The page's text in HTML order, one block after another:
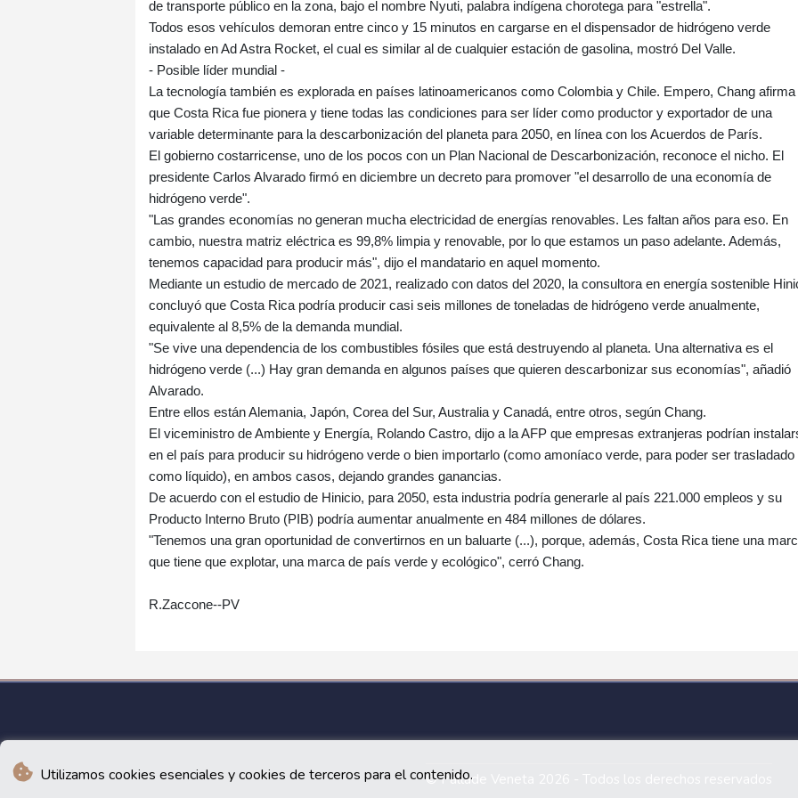
Utilizamos cookies esenciales y cookies de terceros para el contenido.
de transporte público en la zona, bajo el nombre Nyuti, palabra indígena chorotega para "estrella".
Todos esos vehículos demoran entre cinco y 15 minutos en cargarse en el dispensador de hidrógeno verde
instalado en Ad Astra Rocket, el cual es similar al de cualquier estación de gasolina, mostró Del Valle.
- Posible líder mundial -
La tecnología también es explorada en países latinoamericanos como Colombia y Chile. Empero, Chang afirma
que Costa Rica fue pionera y tiene todas las condiciones para ser líder como productor y exportador de una
variable determinante para la descarbonización del planeta para 2050, en línea con los Acuerdos de París.
El gobierno costarricense, uno de los pocos con un Plan Nacional de Descarbonización, reconoce el nicho. El
presidente Carlos Alvarado firmó en diciembre un decreto para promover "el desarrollo de una economía de
hidrógeno verde".
"Las grandes economías no generan mucha electricidad de energías renovables. Les faltan años para eso. En
cambio, nuestra matriz eléctrica es 99,8% limpia y renovable, por lo que estamos un paso adelante. Además,
tenemos capacidad para producir más", dijo el mandatario en aquel momento.
Mediante un estudio de mercado de 2021, realizado con datos del 2020, la consultora en energía sostenible
concluyó que Costa Rica podría producir casi seis millones de toneladas de hidrógeno verde anualmente,
equivalente al 8,5% de la demanda mundial.
"Se vive una dependencia de los combustibles fósiles que está destruyendo al planeta. Una alternativa es el
hidrógeno verde (...) Hay gran demanda en algunos países que quieren descarbonizar sus economías", añadió
Alvarado.
Entre ellos están Alemania, Japón, Corea del Sur, Australia y Canadá, entre otros, según Chang.
El viceministro de Ambiente y Energía, Rolando Castro, dijo a la AFP que empresas extranjeras podrían
en el país para producir su hidrógeno verde o bien importarlo (como amoníaco verde, para poder ser trasladado
como líquido), en ambos casos, dejando grandes ganancias.
De acuerdo con el estudio de Hinicio, para 2050, esta industria podría generarle al país 221.000 empleos y su
Producto Interno Bruto (PIB) podría aumentar anualmente en 484 millones de dólares.
"Tenemos una gran oportunidad de convertirnos en un baluarte (...), porque, además, Costa Rica tiene una
que tiene que explotar, una marca de país verde y ecológico", cerró Chang.
R.Zaccone--PV
© Pallade Veneta 2026 - Todos los derechos reservados